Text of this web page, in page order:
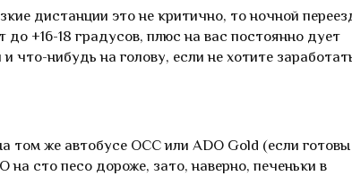
дистанции это не критично, то ночной
+16-18 градусов, плюс на вас постоянно дует
что-нибудь на голову, если не хотите
том же автобусе OCC или ADO Gold (если готовы
сто песо дороже, зато, наверно, печеньки в